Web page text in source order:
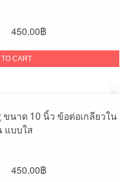
Original
was:
450.00฿
CART
ขนาด 10 นิ้ว ข้อต่อเกลียวใน
แบบใส
Original
450.00฿